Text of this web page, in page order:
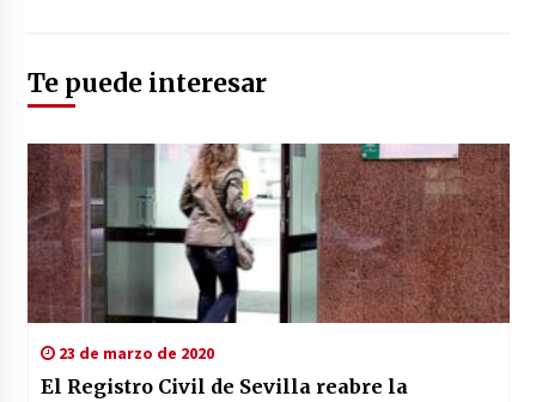
Te puede interesar
23 de marzo de 2020
El Registro Civil de Sevilla reabre la